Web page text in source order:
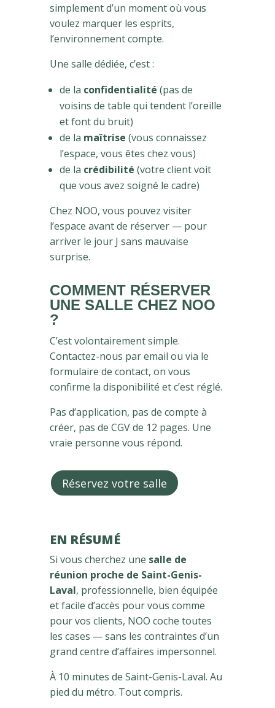
simplement d’un moment où vous
voulez marquer les esprits,
l’environnement compte.
Une salle dédiée, c’est :
de la confidentialité (pas de
voisins de table qui tendent l’oreille
et font du bruit)
de la maîtrise (vous connaissez
l’espace, vous êtes chez vous)
de la crédibilité (votre client voit
que vous avez soigné le cadre)
Chez NOO, vous pouvez visiter
l’espace avant de réserver — pour
arriver le jour J sans mauvaise
surprise.
COMMENT RÉSERVER
UNE SALLE CHEZ NOO
?
C’est volontairement simple.
Contactez-nous par email ou via le
formulaire de contact, on vous
confirme la disponibilité et c’est réglé.
Pas d’application, pas de compte à
créer, pas de CGV de 12 pages. Une
vraie personne vous répond.
Réservez votre salle
EN RÉSUMÉ
Si vous cherchez une salle de
réunion proche de Saint-Genis-
Laval, professionnelle, bien équipée
et facile d’accès pour vous comme
pour vos clients, NOO coche toutes
les cases — sans les contraintes d’un
grand centre d’affaires impersonnel.
À 10 minutes de Saint-Genis-Laval. Au
pied du métro. Tout compris.